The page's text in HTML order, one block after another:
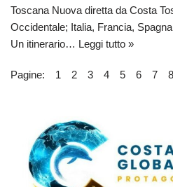
Toscana Nuova diretta da Costa
Occidentale; Italia, Francia,
Un itinerario… Leggi tutto »
Pagine: 1 2 3 4 5 6 7 8